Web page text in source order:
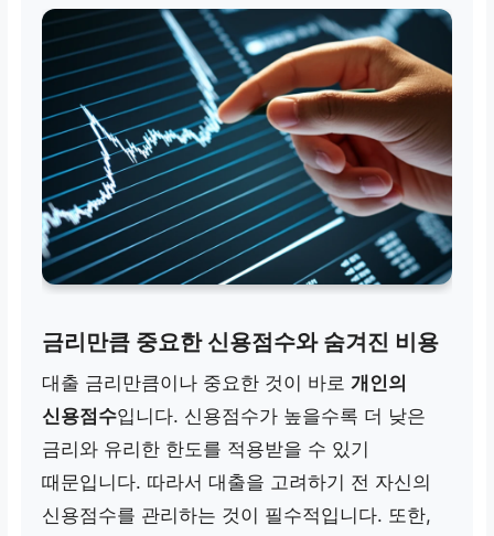
금리만큼 중요한 신용점수와 숨겨진 비용
대출 금리만큼이나 중요한 것이 바로개인의
신용점수입니다. 신용점수가 높을수록 더 낮은
금리와 유리한 한도를 적용받을 수 있기
때문입니다. 따라서 대출을 고려하기 전 자신의
신용점수를 관리하는 것이 필수적입니다. 또한,